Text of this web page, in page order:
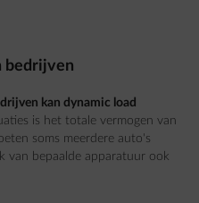
bedrijven
kan dynamic load
is het totale vermogen van
soms meerdere auto's
van bepaalde apparatuur ook